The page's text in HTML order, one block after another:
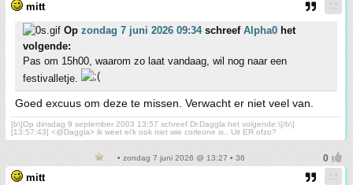
mitt
Op zondag 7 juni 2026 09:34schreef Alpha0 het
volgende:
Pas om 15h00, waarom zo laat vandaag, wil nog naar een
festivalletje.
Goed excuus om deze te missen. Verwacht er niet veel van.
[b\]Op dinsdag 9 september 2003 13:57 schreef Dr.Daggla het volgende:\[/b\]
[13:57:43] <@Daggla> ik weet ei'k ook niet wie corleone is.. Uit ER ofzo?
• zondag 7 juni 2026 @ 13:27 • 36
mitt